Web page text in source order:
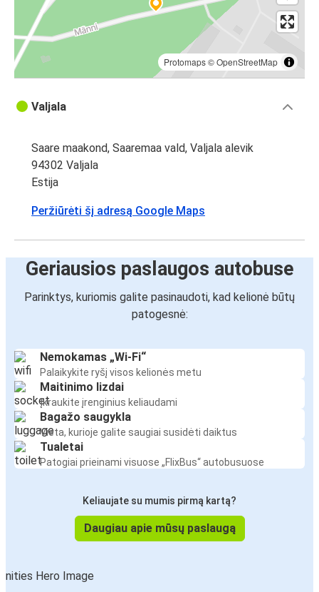
Protomaps©OpenStreetMap
Valjala
Saare maakond, Saaremaa vald, Valjala alevik
94302 Valjala
Estija
Peržiūrėti šį adresą Google Maps
Geriausios paslaugos autobuse
Parinktys, kuriomis galite pasinaudoti, kad kelionė būtų
patogesnė:
Nemokamas „Wi-Fi“
Palaikykite ryšį visos kelionės metu
Maitinimo lizdai
Įkraukite įrenginius keliaudami
Bagažo saugykla
Vieta, kurioje galite saugiai susidėti daiktus
Tualetai
Patogiai prieinami visuose „FlixBus“ autobusuose
Keliaujate su mumis pirmą kartą?
Daugiau apie mūsų paslaugą